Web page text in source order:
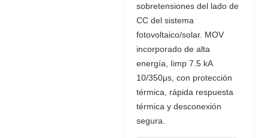
sobretensiones del lado de
CC del sistema
fotovoltaico/solar. MOV
incorporado de alta
energía, Iimp 7.5 kA
10/350μs, con protección
térmica, rápida respuesta
térmica y desconexión
segura.